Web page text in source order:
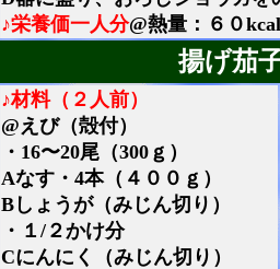
♪栄養価一人分@熱量：６０
揚げ茄
♪材料（２人前）
@えび（殻付）
・16〜20尾（300ｇ）
Aなす・4本（４００ｇ）
Bしょうが（みじん切り）
・１/２かけ分
Cにんにく（みじん切り）